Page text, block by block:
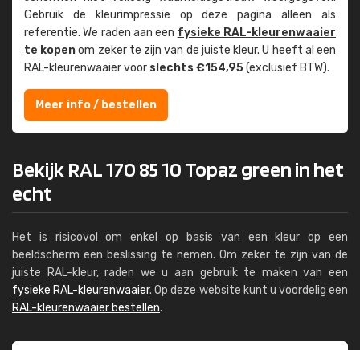
Gebruik de kleur­impressie op deze pagina alleen als
referentie. We raden aan een fysieke RAL-kleuren­waaier
te kopenom zeker te zijn van de juiste kleur. U heeft al een
RAL-kleuren­waaier voor slechts €154,95(exclusief BTW).
Meer info / bestellen
Bekijk RAL 170 85 10 Topaz green in het
echt
Het is risicovol om enkel op basis van een kleur op een
beeldscherm een beslissing te nemen. Om zeker te zijn van de
juiste RAL-kleur, raden we u aan gebruik te maken van een
fysieke RAL-kleurenwaaier. Op deze website kunt u voordelig een
RAL-kleurenwaaier bestellen.